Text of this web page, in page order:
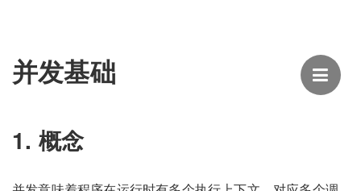
并发基础
1. 概念